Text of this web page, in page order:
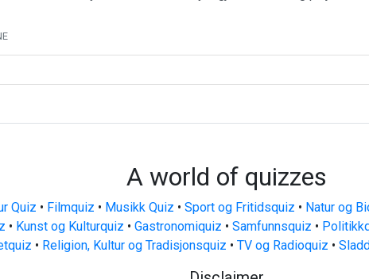
A world of quizzes
Quiz • Filmquiz • Musikk Quiz • Sport og Fritidsquiz • Natur og
• Kunst og Kulturquiz • Gastronomiquiz • Samfunnsquiz •
• Religion, Kultur og Tradisjonsquiz • TV og Radioquiz •